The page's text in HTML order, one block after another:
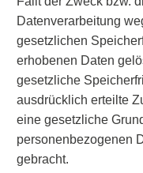
Datenverarbeitung
gesetzlichen
erhobenen Daten
gesetzliche
ausdrücklich erteilte
eine gesetzliche
personenbezogenen
gebracht.